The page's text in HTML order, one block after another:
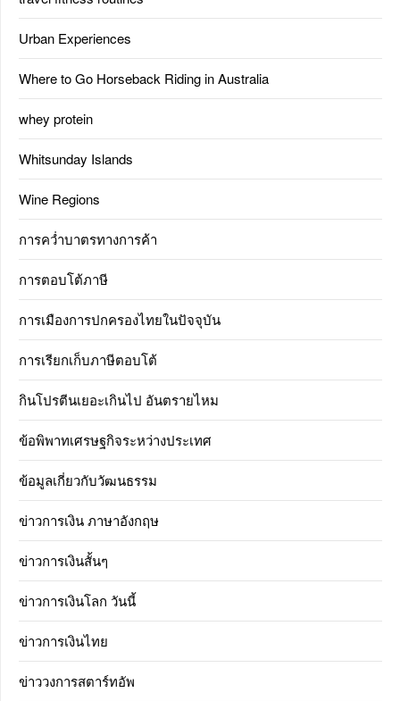
Urban Experiences
Where to Go Horseback Riding in Australia
whey protein
Whitsunday Islands
Wine Regions
การคว่ำบาตรทางการค้า
การตอบโต้ภาษี
การเมืองการปกครองไทยในปัจจุบัน
การเรียกเก็บภาษีตอบโต้
กินโปรตีนเยอะเกินไป อันตรายไหม
ข้อพิพาทเศรษฐกิจระหว่างประเทศ
ข้อมูลเกี่ยวกับวัฒนธรรม
ข่าวการเงิน ภาษาอังกฤษ
ข่าวการเงินสั้นๆ
ข่าวการเงินโลก วันนี้
ข่าวการเงินไทย
ข่าววงการสตาร์ทอัพ